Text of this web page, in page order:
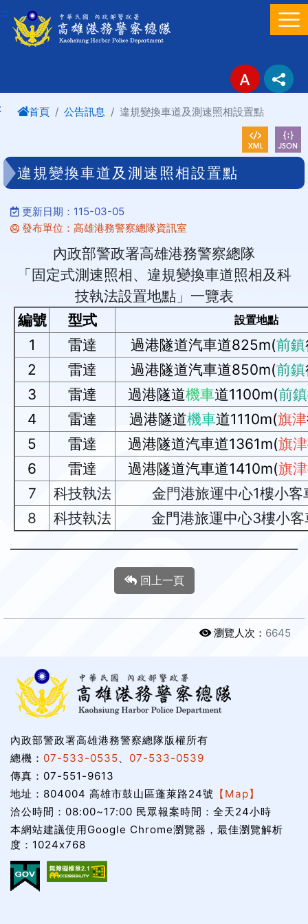
進入內容區塊
:::
首頁 公告訊息 違規變換車道及測速照相設置點
違規變換車道及測速照相設置點
更新日期：115-03-05
發布單位：高雄港務警察總隊資訊室
內政部警政署高雄港務警察總隊
「固定式測速照相、違規變換車道照相及科
技執法設置地點」一覽表
編號
型式 設置地點
1 雷達 過港隧道汽車道825m(前鎮
2
雷達 過港隧道汽車道850m(前鎮
3
雷達 過港隧道機車道1100m(前鎮
4
雷達 過港隧道機車道1110m(旗津
5
雷達 過港隧道汽車道1361m(旗津
6
雷達 過港隧道汽車道1410m(旗津
7
科技執法
金門港旅運中心1樓小客
8
科技執法 金門港旅運中心3樓小
回上一頁
瀏覽人次： 6645
內政部警政署高雄港務警察總隊版權所有
總機： 07-533-0535、 07-533-0539
傳真：07-551-9613
地址：804004 高雄市鼓山區蓬萊路24號 【Map】
洽公時間：08:00~17:00 民眾報案時間：全天24小時
本網站建議使用Google Chrome瀏覽器，最佳瀏覽解析
度：1024x768